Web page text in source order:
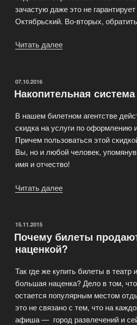
зачастую даже это не
Октябрьский. Во-вторых,
Читать далее
Октябрьский»
ОПУБЛИКОВАНО
07.10.2016
Накопительная
В нашем билетном агентстве
скидка на услуги по оформлению
Причем пользоваться этой
Вы, но и любой человек,
имя и отчество!
Читать далее
ОПУБЛИКОВАНО
15.11.2015
Почему билеты
наценкой?
Так где же купить билеты в театр
большая наценка? Дело в том,
остается популярным местом
это не связано с тем, что на
афиша — город развлечений и